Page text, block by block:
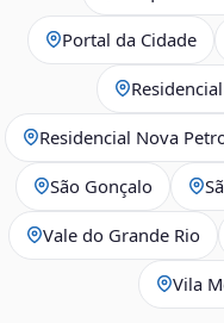
Portal da Cidade
Residencial Nova
São Gonçalo
Vale do Grande Rio
Vila